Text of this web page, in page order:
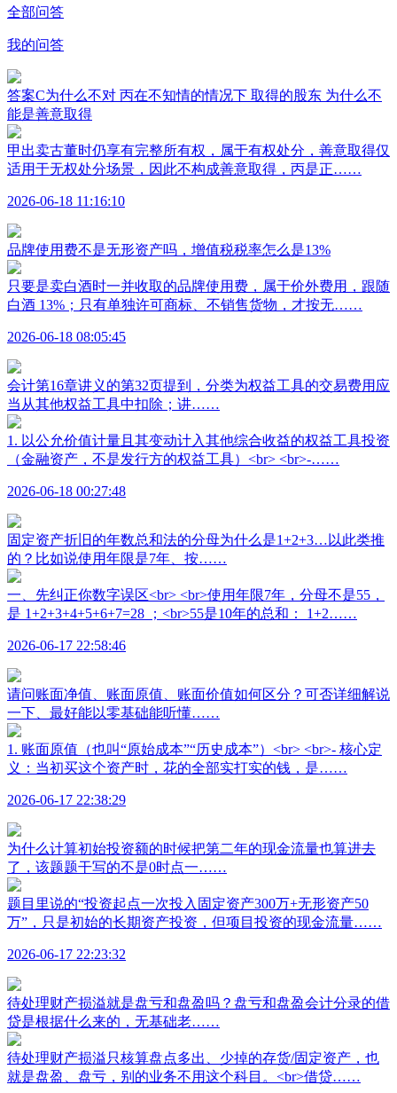
全部问答
我的问答
答案C为什么不对 丙在不知情的情况下 取得的股东 为什么不
能是善意取得
甲出卖古董时仍享有完整所有权，属于有权处分，善意取得仅
适用于无权处分场景，因此不构成善意取得，丙是正……
2026-06-18 11:16:10
品牌使用费不是无形资产吗，增值税税率怎么是13%
只要是卖白酒时一并收取的品牌使用费，属于价外费用，跟随
白酒 13%；只有单独许可商标、不销售货物，才按无……
2026-06-18 08:05:45
会计第16章讲义的第32页提到，分类为权益工具的交易费用应
当从其他权益工具中扣除；讲……
1. 以公允价值计量且其变动计入其他综合收益的权益工具投资
（金融资产，不是发行方的权益工具）<br> <br>-……
2026-06-18 00:27:48
固定资产折旧的年数总和法的分母为什么是1+2+3…以此类推
的？比如说使用年限是7年、按……
一、先纠正你数字误区<br> <br>使用年限7年，分母不是55，
是 1+2+3+4+5+6+7=28 ；<br>55是10年的总和： 1+2……
2026-06-17 22:58:46
请问账面净值、账面原值、账面价值如何区分？可否详细解说
一下、最好能以零基础能听懂……
1. 账面原值（也叫“原始成本”“历史成本”）<br> <br>- 核心定
义：当初买这个资产时，花的全部实打实的钱，是……
2026-06-17 22:38:29
为什么计算初始投资额的时候把第二年的现金流量也算进去
了，该题题干写的不是0时点一……
题目里说的“投资起点一次投入固定资产300万+无形资产50
万”，只是初始的长期资产投资，但项目投资的现金流量……
2026-06-17 22:23:32
待处理财产损溢就是盘亏和盘盈吗？盘亏和盘盈会计分录的借
贷是根据什么来的，无基础老……
待处理财产损溢只核算盘点多出、少掉的存货/固定资产，也
就是盘盈、盘亏，别的业务不用这个科目。<br>借贷……